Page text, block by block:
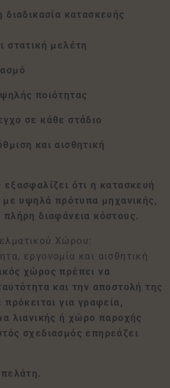
διαδικασία κατασκευής
στατική μελέτη
ποιότητας
σε κάθε στάδιο
και αισθητική
ότι η κατασκευή
με υψηλά πρότυπα μηχανικής,
πλήρη διαφάνεια κόστους.
Χώρου:
εργονομία και αισθητική
χώρος πρέπει να
και την αποστολή της
πρόκειται για γραφεία,
λιανικής ή χώρο παροχής
σχεδιασμός επηρεάζει